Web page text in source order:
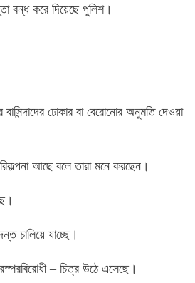
বন্ধ করে দিয়েছে পুলিশ।
ঢোকার বা বেরোনোর অনুমতি দেওয়া
আছে বলে তারা মনে করছেন।
চালিয়ে যাচ্ছে।
– চিত্র উঠে এসেছে।